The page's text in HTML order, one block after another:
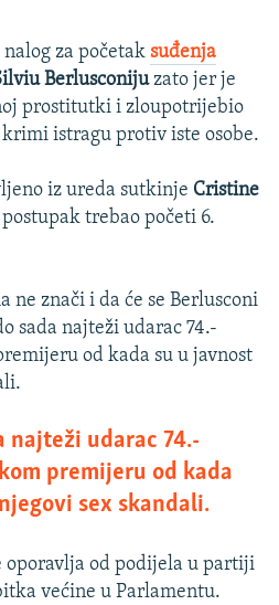
za početak suđenja
Berlusconiju zato jer je
prostitutki i zloupotrijebio
istragu protiv iste osobe.
iz ureda sutkinje Cristine
trebao početi 6.
ne znači i da će se Berlusconi
sada najteži udarac 74.-
od kada su u javnost
najteži udarac 74.-
premijeru od kada
sex skandali.
oporavlja od podijela u partiji
većine u Parlamentu.